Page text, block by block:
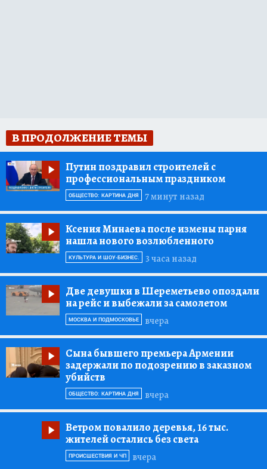
В ПРОДОЛЖЕНИЕ ТЕМЫ
Путин поздравил строителей с
профессиональным праздником
7 минут назад
ОБЩЕСТВО: КАРТИНА ДНЯ
Ксения Минаева после измены парня
нашла нового возлюбленного
3 часа назад
КУЛЬТУРА И ШОУ-БИЗНЕС.
Две девушки в Шереметьево опоздали
на рейс и выбежали за самолетом
вчера
МОСКВА И ПОДМОСКОВЬЕ
Сына бывшего премьера Армении
задержали по подозрению в заказном
убийств
вчера
ОБЩЕСТВО: КАРТИНА ДНЯ
Ветром повалило деревья, 16 тыс.
жителей остались без света
вчера
ПРОИСШЕСТВИЯ И ЧП